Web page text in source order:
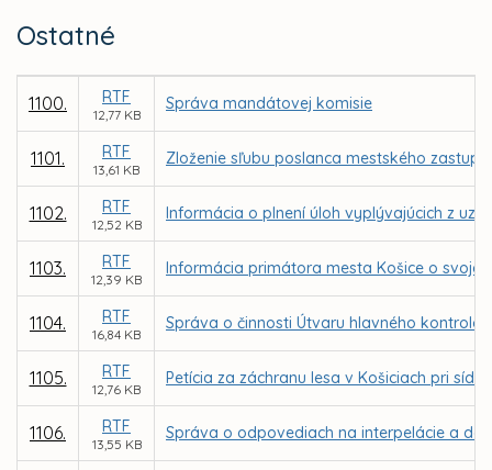
Ostatné
1100. RTF
12,77 KB
Správa mandátovej komisie
1101. RTF
13,61 KB
Zloženie sľubu poslanca mestského
1102. RTF
12,52 KB
Informácia o plnení úloh vyplývajúcich z
1103. RTF
12,39 KB
Informácia primátora mesta Košice o svojej
1104. RTF
16,84 KB
Správa o činnosti Útvaru hlavného
1105. RTF
12,76 KB
Petícia za záchranu lesa v Košiciach pri
1106. RTF
13,55 KB
Správa o odpovediach na interpelácie a